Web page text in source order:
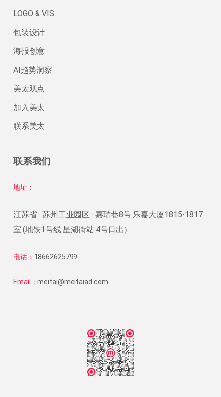
LOGO & VIS
包装设计
海报创意
AI趋势洞察
美太观点
加入美太
联系美太
联系我们
地址：
江苏省 · 苏州工业园区 · 嘉瑞巷8号·乐嘉大厦1815-1817
室·(地铁1号线·星湖街站·4号口出）
电话： 18662625799
Email： meitai@meitaiad.com